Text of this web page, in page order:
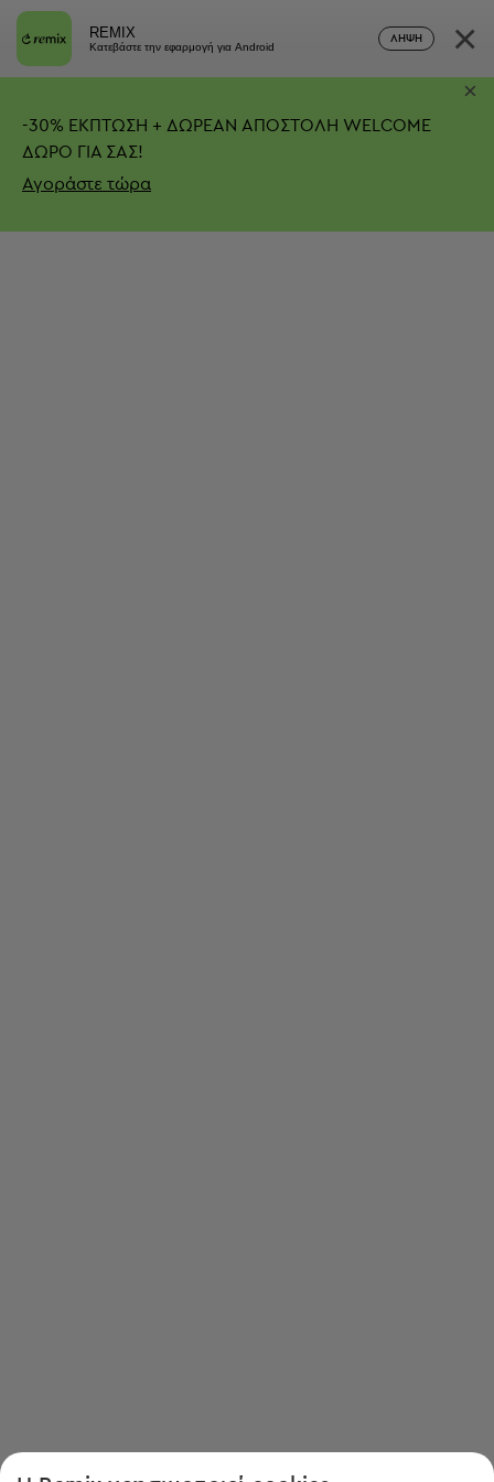
REMIX
Κατεβάστε την εφαρμογή για Android
ΛΉΨΗ ×
-30% ΕΚΠΤΩΣΗ + ΔΩΡΕΑΝ ΑΠΟΣΤΟΛΗ WELCOME
ΔΩΡΟ ΓΙΑ ΣΑΣ!
Αγοράστε τώρα
×